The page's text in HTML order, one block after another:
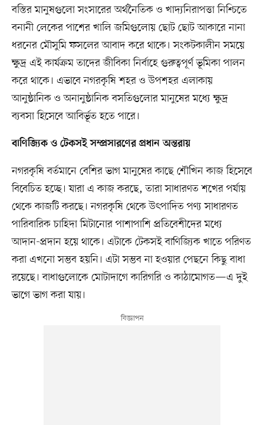
বস্তির মানুষগুলো সংসারের অর্থনৈতিক ও খাদ্যনিরাপত্তা নিশ্চিতে
বনানী লেকের পাশের খালি জমিগুলোয় ছোট ছোট আকারে নানা
ধরনের মৌসুমি ফসলের আবাদ করে থাকে। সংকটকালীন সময়ে
ক্ষুদ্র এই কার্যক্রম তাদের জীবিকা নির্বাহে গুরুত্বপূর্ণ ভূমিকা পালন
করে থাকে। এভাবে নগরকৃষি শহর ও উপশহর এলাকায়
আনুষ্ঠানিক ও অনানুষ্ঠানিক বসতিগুলোর মানুষের মধ্যে ক্ষুদ্র
ব্যবসা হিসেবে আবির্ভূত হতে পারে।
বাণিজ্যিক ও টেকসই সম্প্রসারণের প্রধান অন্তরায়
নগরকৃষি বর্তমানে বেশির ভাগ মানুষের কাছে শৌখিন কাজ হিসেবে
বিবেচিত হচ্ছে। যারা এ কাজ করছে, তারা সাধারণত শখের পর্যায়
থেকে কাজটি করছে। নগরকৃষি থেকে উৎপাদিত পণ্য সাধারণত
পারিবারিক চাহিদা মিটানোর পাশাপাশি প্রতিবেশীদের মধ্যে
আদান-প্রদান হয়ে থাকে। এটাকে টেকসই বাণিজ্যিক খাতে পরিণত
করা এখনো সম্ভব হয়নি। এটা সম্ভব না হওয়ার পেছনে কিছু বাধা
রয়েছে। বাধাগুলোকে মোটাদাগে কারিগরি ও কাঠামোগত—এ দুই
ভাগে ভাগ করা যায়।